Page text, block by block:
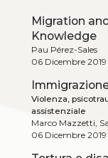
Migration
Knowledge
Pau Pérez-Sales
06 Dicembre 2019
Violenza,
assistenziale
Marco Mazzetti,
06 Dicembre 2019